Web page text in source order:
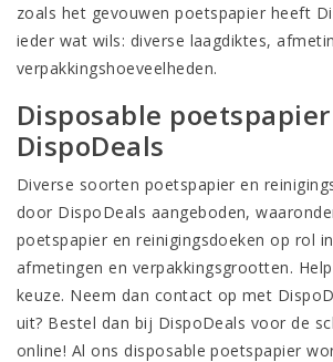
zoals het gevouwen poetspapier heeft
ieder wat wils: diverse laagdiktes,
verpakkingshoeveelheden.
Disposable
DispoDeals
Diverse soorten poetspapier en
door DispoDeals aangeboden,
poetspapier en reinigingsdoeken op rol
afmetingen en verpakkingsgrootten.
keuze. Neem dan contact op met
uit? Bestel dan bij DispoDeals voor de
online! Al ons disposable poetspapier